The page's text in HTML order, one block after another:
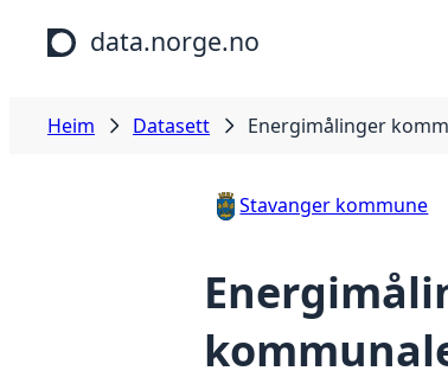
Hopp til hovudinnhald
data.norge.no
Heim Datasett Energimålinger
Stavanger kommune